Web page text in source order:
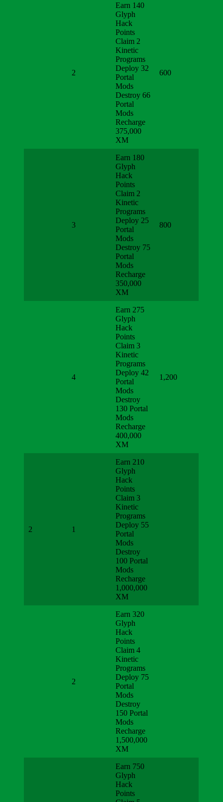
2
Earn 140
Glyph
Hack
Points
Claim 2
Kinetic
Programs
Deploy 32
Portal
Mods
Destroy 66
Portal
Mods
Recharge
375,000
XM
600
3
Earn 180
Glyph
Hack
Points
Claim 2
Kinetic
Programs
Deploy 25
Portal
Mods
Destroy 75
Portal
Mods
Recharge
350,000
XM
800
4
Earn 275
Glyph
Hack
Points
Claim 3
Kinetic
Programs
Deploy 42
Portal
Mods
Destroy
130 Portal
Mods
Recharge
400,000
XM
1,200
2 1
Earn 210
Glyph
Hack
Points
Claim 3
Kinetic
Programs
Deploy 55
Portal
Mods
Destroy
100 Portal
Mods
Recharge
1,000,000
XM
2
Earn 320
Glyph
Hack
Points
Claim 4
Kinetic
Programs
Deploy 75
Portal
Mods
Destroy
150 Portal
Mods
Recharge
1,500,000
XM
Earn 750
Glyph
Hack
Points